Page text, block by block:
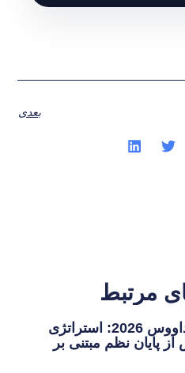
بعدی
مرتبط
سخنرانی مارک کارنی در داووس 2026: استراتژی
پایان نظم مبتنی بر